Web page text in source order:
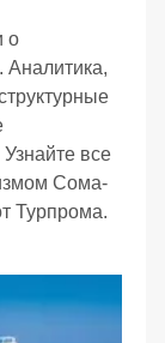
о
Аналитика,
Узнайте все
Сома-
Турпрома.